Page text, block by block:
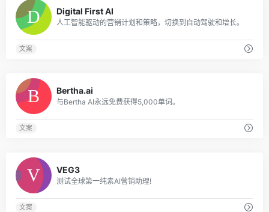
Digital First AI
人工智能驱动的营销计划和策略，切换到自动驾驶和增长。
文案
Bertha.ai
与Bertha AI永远免费获得5,000单词。
文案
VEG3
测试全球第一纯素AI营销助理!
文案